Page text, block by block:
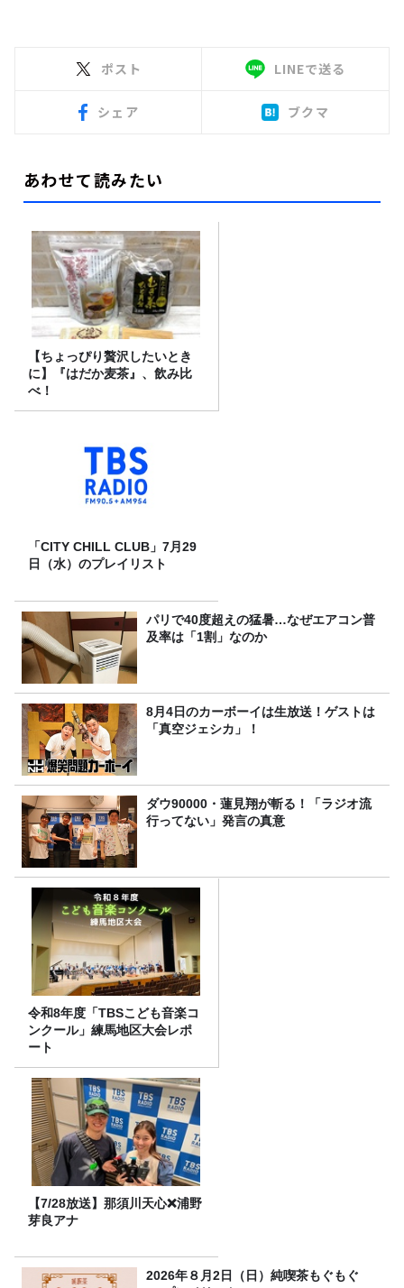
ポスト LINEで送る
シェア ブクマ
あわせて読みたい
【ちょっぴり贅沢したいとき
に】『はだか麦茶』、飲み比
べ！
「CITY CHILL CLUB」7月29
日（水）のプレイリスト
パリで40度超えの猛暑…なぜエアコン普
及率は「1割」なのか
8月4日のカーボーイは生放送！ゲストは
「真空ジェシカ」！
ダウ90000・蓮見翔が斬る！「ラジオ流
行ってない」発言の真意
令和8年度「TBSこども音楽コ
ンクール」練馬地区大会レポ
ート
【7/28放送】那須川天心❌浦野
芽良アナ
2026年８月2日（日）純喫茶もぐもぐ